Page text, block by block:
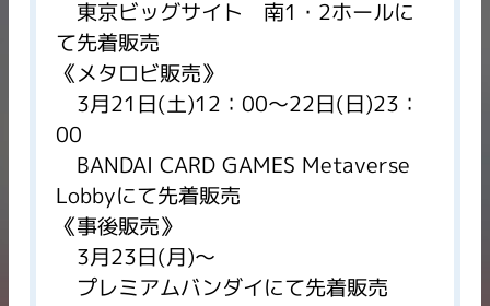
東京ビッグサイト 南1・2ホールに
て先着販売
《メタロビ販売》
3月21日(土)12：00～22日(日)23：
00
BANDAI CARD GAMES Metaverse
Lobbyにて先着販売
《事後販売》
3月23日(月)～
プレミアムバンダイにて先着販売